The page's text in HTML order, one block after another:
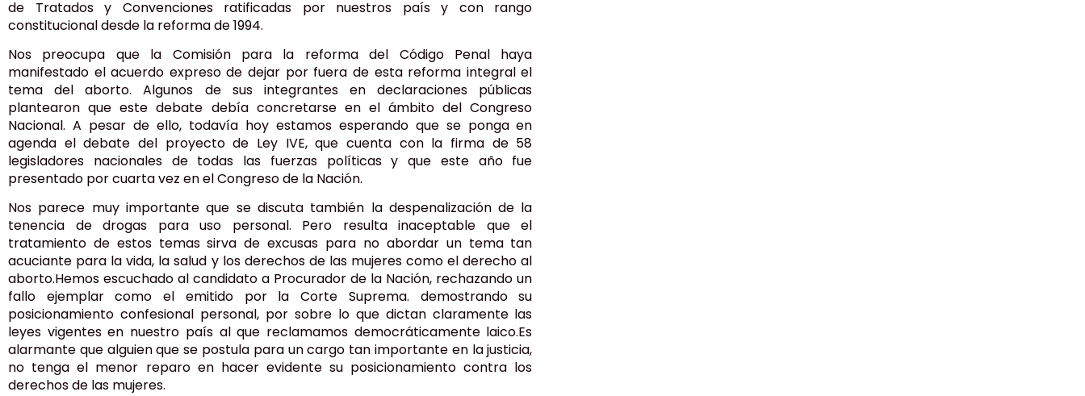
de Tratados y Convenciones ratificadas por nuestros país y con rango
constitucional desde la reforma de 1994.
Nos preocupa que la Comisión para la reforma del Código Penal haya
manifestado el acuerdo expreso de dejar por fuera de esta reforma integral el
tema del aborto. Algunos de sus integrantes en declaraciones públicas
plantearon que este debate debía concretarse en el ámbito del Congreso
Nacional. A pesar de ello, todavía hoy estamos esperando que se ponga en
agenda el debate del proyecto de Ley IVE, que cuenta con la firma de 58
legisladores nacionales de todas las fuerzas políticas y que este año fue
presentado por cuarta vez en el Congreso de la Nación.
Nos parece muy importante que se discuta también la despenalización de la
tenencia de drogas para uso personal. Pero resulta inaceptable que el
tratamiento de estos temas sirva de excusas para no abordar un tema tan
acuciante para la vida, la salud y los derechos de las mujeres como el derecho al
aborto.Hemos escuchado al candidato a Procurador de la Nación, rechazando un
fallo ejemplar como el emitido por la Corte Suprema. demostrando su
posicionamiento confesional personal, por sobre lo que dictan claramente las
leyes vigentes en nuestro país al que reclamamos democráticamente laico.Es
alarmante que alguien que se postula para un cargo tan importante en la justicia,
no tenga el menor reparo en hacer evidente su posicionamiento contra los
derechos de las mujeres.